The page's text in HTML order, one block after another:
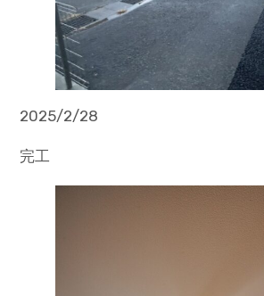
2025/2/28
完工